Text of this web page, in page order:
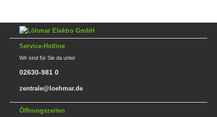
Service-Hotline
Wir sind für Sie da unter
02630-981 0
zentrale@loehmar.de
Öffnungszeiten